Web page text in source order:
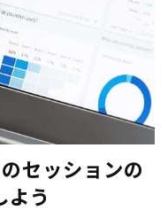
セッションの
よう